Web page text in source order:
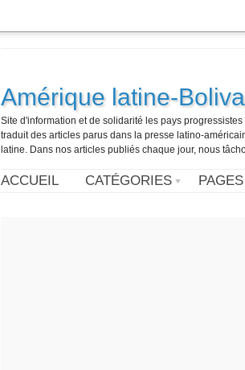
Amérique latine-
Site d'information et de solidarité les pays
traduit des articles parus dans la presse latino-
latine. Dans nos articles publiés chaque jour, nous
ACCUEIL CATÉGORIES PAGES